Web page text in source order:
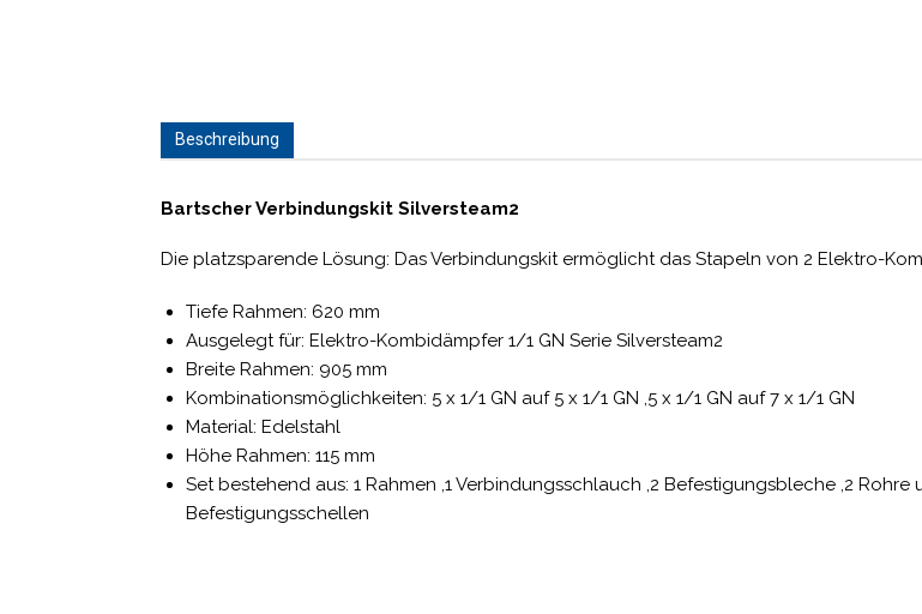
Beschreibung
Bartscher Verbindungskit Silversteam2
Die platzsparende Lösung: Das Verbindungskit ermöglicht das Stapeln von 2 Elektro-
Tiefe Rahmen: 620 mm
Ausgelegt für: Elektro-Kombidämpfer 1/1 GN Serie Silversteam2
Breite Rahmen: 905 mm
Kombinationsmöglichkeiten: 5 x 1/1 GN auf 5 x 1/1 GN ,5 x 1/1 GN auf 7 x 1/1 GN
Material: Edelstahl
Höhe Rahmen: 115 mm
Set bestehend aus: 1 Rahmen ,1 Verbindungsschlauch ,2 Befestigungsbleche ,2
Befestigungsschellen